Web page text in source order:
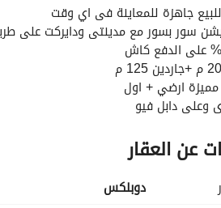
جاهزة للمعاينة فى اي وقت
سور بسور مع مدينتى ودايركت على
ارضي + اول
وعلى دابل فيو
عن العقار
دوبلكس